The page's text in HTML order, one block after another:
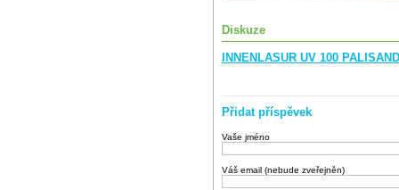
Diskuze
INNENLASUR UV 100
Přidat příspěvek
Vaše jméno
Váš email (nebude zveřejněn)